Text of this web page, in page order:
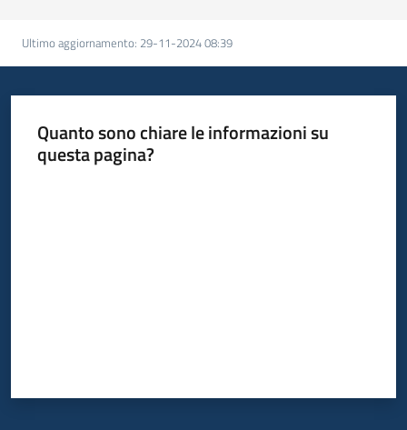
Servizi
Atti
Bandi
Ultimo aggiornamento: 29-11-2024 08:39
Quanto sono chiare le informazioni su
questa pagina?